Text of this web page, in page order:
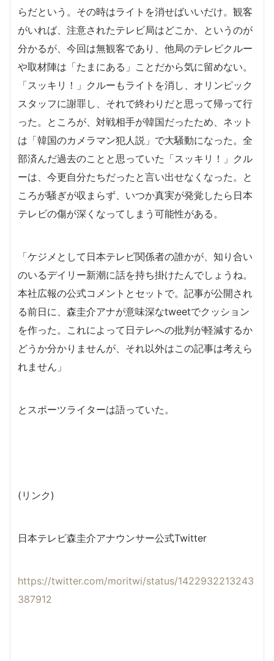
らだという。その時はライトを消せばいいだけ。観客
がいれば、注意されたテレビ局はどこか、というのが
分かるが、今回は無観客であり、他局のテレビクルー
や取材陣は「たまにある」ことだから気に留めない。
「スッキリ！」クルーもライトを消し、オリンピック
スタッフに謝罪し、それで終わりだと思って帰って行
った。ところが、対戦相手が韓国だったため、ネット
は「韓国のカメラマン犯人説」で大騒動になった。全
部済んだ過去のことと思っていた「スッキリ！」クル
ーは、今更自分たちだったと言い出せなくなった。と
ころが騒ぎが収まらず、いつか真実が発覚したら日本
テレビの傷が深くなってしまう可能性がある。
「ケジメとして日本テレビ関係者の誰かが、知り合い
のいるデイリー新潮に話を持ち掛けたんでしょうね。
本社広報の公式コメントとセットで。記事が公開され
る前日に、森圭介アナが意味深なtweetでクッション
を作った。これによって日テレへの批判が軽減するか
どうか分かりませんが、それ以外はこの記事は考えら
れません」
とスポーツライターは語っていた。
(リンク)
日本テレビ森圭介アナウンサー公式Twitter
https://twitter.com/moritwi/status/1422932213243
387912